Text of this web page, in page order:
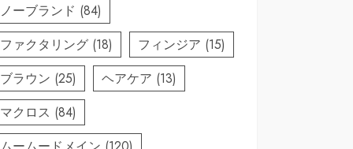
ノーブランド (84)
ファクタリング (18) フィンジア (15)
ブラウン (25) ヘアケア (13)
マクロス (84)